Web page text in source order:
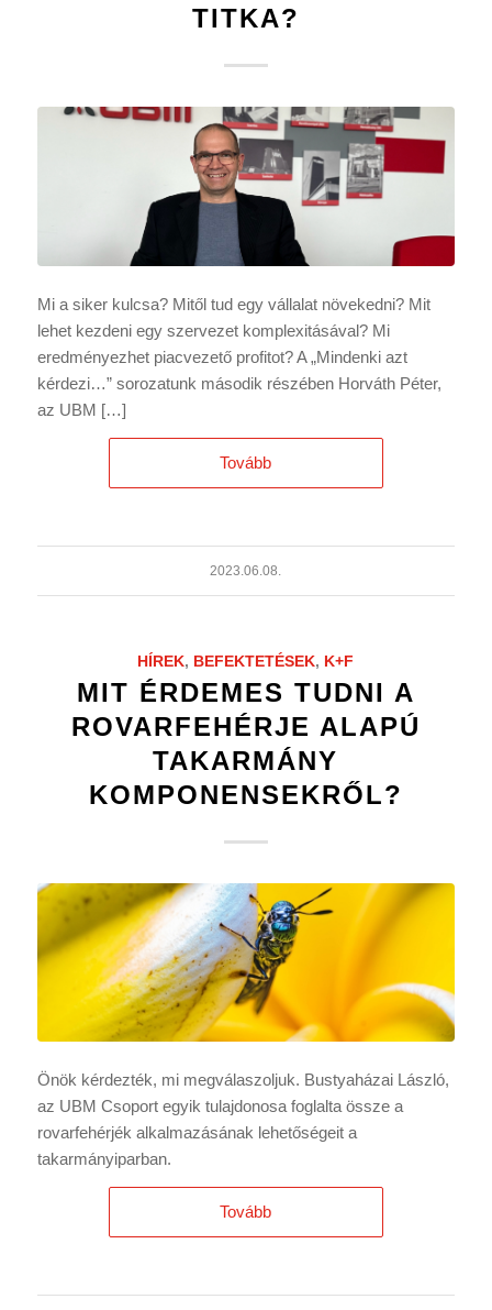
TITKA?
Mi a siker kulcsa? Mitől tud egy vállalat növekedni? Mit
lehet kezdeni egy szervezet komplexitásával? Mi
eredményezhet piacvezető profitot? A „Mindenki azt
kérdezi…” sorozatunk második részében Horváth Péter,
az UBM […]
Tovább
2023.06.08.
HÍREK, BEFEKTETÉSEK, K+F
MIT ÉRDEMES TUDNI A
ROVARFEHÉRJE ALAPÚ
TAKARMÁNY
KOMPONENSEKRŐL?
Önök kérdezték, mi megválaszoljuk. Bustyaházai László,
az UBM Csoport egyik tulajdonosa foglalta össze a
rovarfehérjék alkalmazásának lehetőségeit a
takarmányiparban.
Tovább